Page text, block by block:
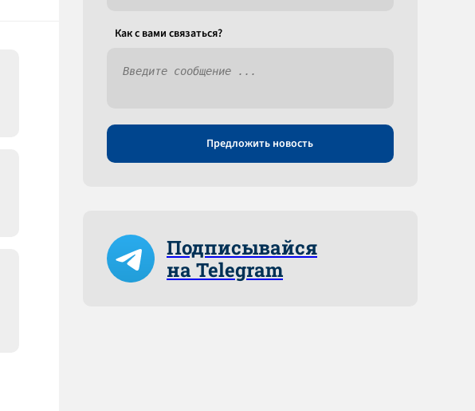
Как c вами связаться?
Предложить новость
Подписывайся
на Telegram